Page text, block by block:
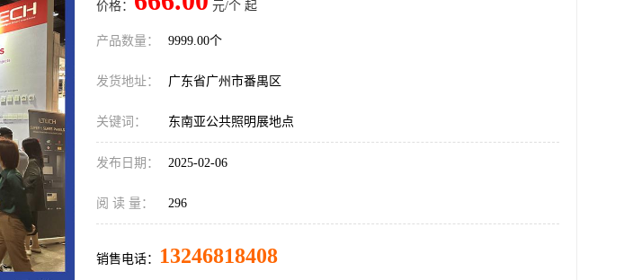
价格： 元/个 起
产品数量： 9999.00个
发货地址： 广东省广州市番禺区
关键词： 东南亚公共照明展地点
发布日期： 2025-02-06
阅 读 量： 296
销售电话： 13246818408